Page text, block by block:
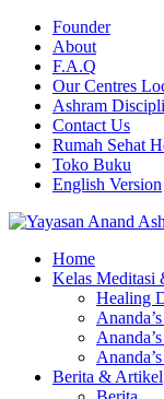
Founder
About
F.A.Q
Our Centres
Ashram
Contact Us
Rumah Sehat
Toko Buku
English Version
Home
Kelas Meditasi
Healing
Berita & Artikel